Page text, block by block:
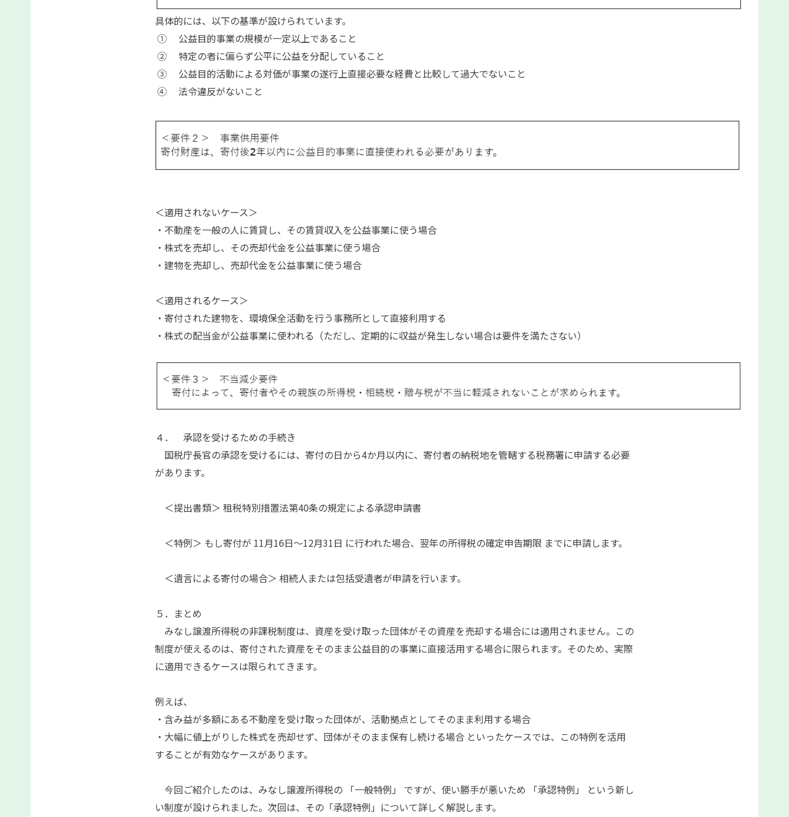
具体的には、以下の基準が設けられています。
① 公益目的事業の規模が一定以上であること
② 特定の者に偏らず公平に公益を分配していること
③ 公益目的活動による対価が事業の遂行上直接必要な経費と比較して過大でないこと
④ 法令違反がないこと
＜適用されないケース＞
・不動産を一般の人に賃貸し、その賃貸収入を公益事業に使う場合
・株式を売却し、その売却代金を公益事業に使う場合
・建物を売却し、売却代金を公益事業に使う場合
＜適用されるケース＞
・寄付された建物を、環境保全活動を行う事務所として直接利用する
・株式の配当金が公益事業に使われる（ただし、定期的に収益が発生しない場合は要件を満たさない）
４． 承認を受けるための手続き
国税庁長官の承認を受けるには、寄付の日から4か月以内に、寄付者の納税地を管轄する税務署に申請する必要
があります。
＜提出書類＞ 租税特別措置法第40条の規定による承認申請書
＜特例＞ もし寄付が 11月16日～12月31日 に行われた場合、翌年の所得税の確定申告期限 までに申請します。
＜遺言による寄付の場合＞ 相続人または包括受遺者が申請を行います。
５．まとめ
みなし譲渡所得税の非課税制度は、資産を受け取った団体がその資産を売却する場合には適用されません。この
制度が使えるのは、寄付された資産をそのまま公益目的の事業に直接活用する場合に限られます。そのため、実際
に適用できるケースは限られてきます。
例えば、
・含み益が多額にある不動産を受け取った団体が、活動拠点としてそのまま利用する場合
・大幅に値上がりした株式を売却せず、団体がそのまま保有し続ける場合 といったケースでは、この特例を活用
することが有効なケースがあります。
今回ご紹介したのは、みなし譲渡所得税の 「一般特例」 ですが、使い勝手が悪いため 「承認特例」 という新し
い制度が設けられました。次回は、その「承認特例」について詳しく解説します。